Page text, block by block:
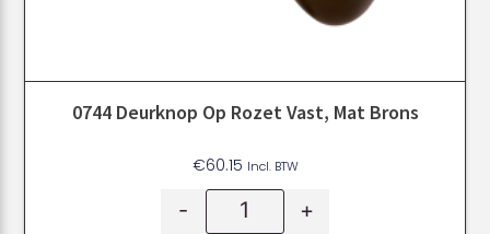
0744 Deurknop Op Rozet Vast, Mat Brons
€60.15 Incl. BTW
- +